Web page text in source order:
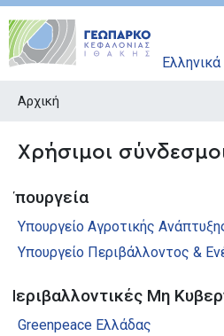
Ελληνικά
Αρχική
Χρήσιμοι
Υπουργεία
Υπουργείο Αγροτικής
Υπουργείο Περιβάλλοντος &
Περιβαλλοντικές Μη
Greenpeace Ελλάδας